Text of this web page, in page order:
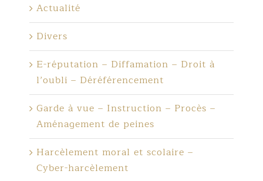
Actualité
Divers
E-réputation – Diffamation – Droit à
l’oubli – Déréférencement
Garde à vue – Instruction – Procès –
Aménagement de peines
Harcèlement moral et scolaire –
Cyber-harcèlement